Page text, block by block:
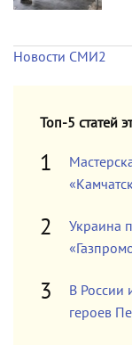
Новости СМИ2
Топ-5 статей
Украина
В России
героев